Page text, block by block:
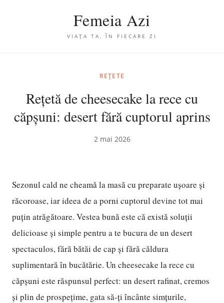
Femeia Azi
VIAȚA TA, ÎN FIECARE ZI
REȚETE
Rețetă de cheesecake la rece cu
căpșuni: desert fără cuptorul aprins
2 mai 2026
Sezonul cald ne cheamă la masă cu preparate ușoare și
răcoroase, iar ideea de a porni cuptorul devine tot mai
puțin atrăgătoare. Vestea bună este că există soluții
delicioase și simple pentru a te bucura de un desert
spectaculos, fără bătăi de cap și fără căldura
suplimentară în bucătărie. Un cheesecake la rece cu
căpșuni este răspunsul perfect: un desert rafinat, cremos
și plin de prospețime, gata să-ți încânte simțurile,